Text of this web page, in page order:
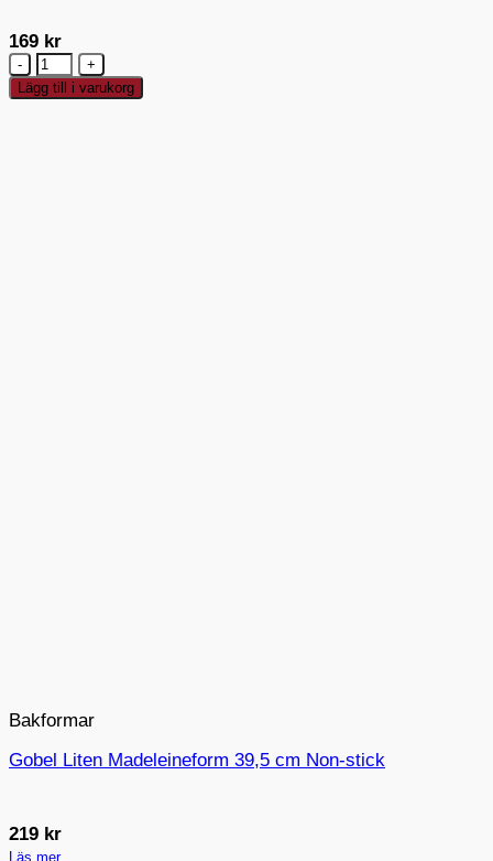
169 kr
Silikomart
Classic
Kubform
Lägg till i varukorg
Bakformar
Gobel Liten Madeleineform 39,5 cm Non-stick
219 kr
Läs mer